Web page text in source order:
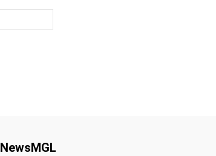
хуудас:
NewsMGL